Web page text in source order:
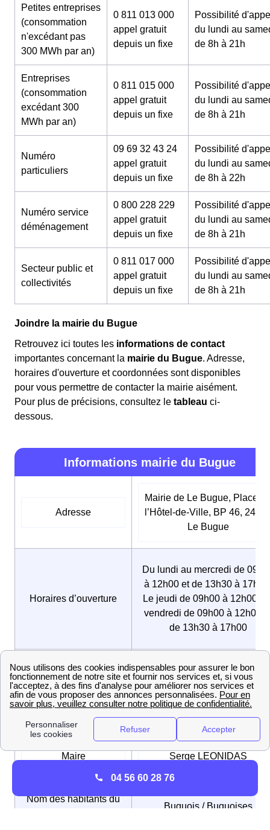
Petites entreprises
(consommation
n'excédant pas
300 MWh par an)
0 811 013 000
appel gratuit
depuis un fixe
Possibilité
du lundi au
de 8h à 21h
Entreprises
(consommation
excédant 300
MWh par an)
0 811 015 000
appel gratuit
depuis un fixe
Possibilité
du lundi au
de 8h à 21h
Numéro
particuliers
09 69 32 43 24
appel gratuit
depuis un fixe
Possibilité
du lundi au
de 8h à 22h
Numéro service
déménagement
0 800 228 229
appel gratuit
depuis un fixe
Possibilité
du lundi au
de 8h à 21h
Secteur public et
collectivités
0 811 017 000
appel gratuit
depuis un fixe
Possibilité
du lundi au
de 8h à 21h
Joindre la mairie du Bugue
Retrouvez ici toutes les informations de contact
importantes concernant la mairie du Bugue. Adresse,
horaires d'ouverture et coordonnées sont disponibles
pour vous permettre de contacter la mairie aisément.
Pour plus de précisions, consultez le tableau ci-
dessous.
Informations mairie du Bugue
Adresse
Mairie de Le Bugue, Place
l’Hôtel-de-Ville, BP 46,
Le Bugue
Horaires d’ouverture
Du lundi au mercredi de
à 12h00 et de 13h30 à
Le jeudi de 09h00 à 12h00,
vendredi de 09h00 à 12h00
de 13h30 à 17h00
Numéro de téléphone 05 53 02 75 80
Maire Serge LEONIDAS
Nom des habitants du
Buguois / Buguoises
04 56 60 28 76